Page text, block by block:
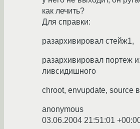
как лечить?
Для справки:
разархивировал стейж1,
разархивировал портеж
ливсидишного
chroot, envupdate, source
anonymous
03.06.2004 21:51:01